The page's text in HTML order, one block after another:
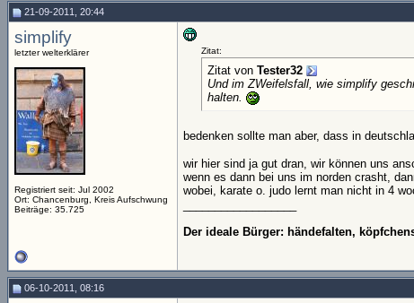
21-09-2011, 20:44
simplify
letzter welterklärer
Registriert seit: Jul 2002
Ort: Chancenburg, Kreis Aufschwung
Beiträge: 35.725
Zitat:
Zitat von Tester32
Und im ZWeifelsfall, wie simplify
halten.
bedenken sollte man aber, dass in
wir hier sind ja gut dran, wir können uns
wenn es dann bei uns im norden crasht,
wobei, karate o. judo lernt man nicht in 4
Der ideale Bürger: händefalten,
06-10-2011, 08:16